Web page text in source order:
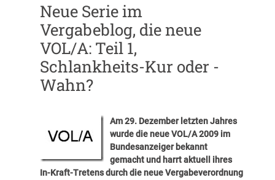
Neue Serie im
Vergabeblog, die neue
VOL/A: Teil 1,
Schlankheits-Kur oder -
Wahn?
Am 29. Dezember letzten Jahres
wurde die neue VOL/A 2009 im
Bundesanzeiger bekannt
gemacht und harrt aktuell ihres
In-Kraft-Tretens durch die neue Vergabeverordnung